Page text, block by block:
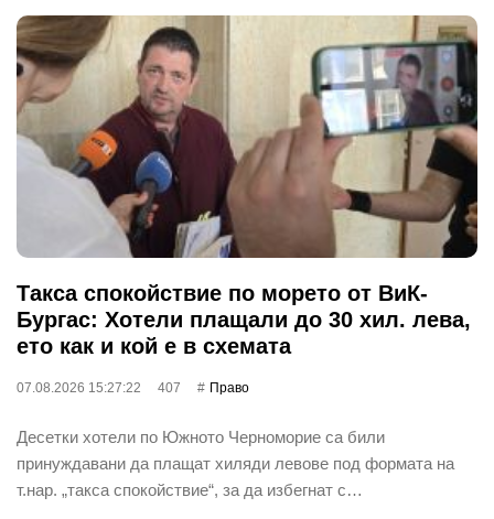
Такса спокойствие по морето от ВиК-
Бургас: Хотели плащали до 30 хил. лева,
ето как и кой е в схемата
07.08.2026 15:27:22 407 Право
Десетки хотели по Южното Черноморие са били
принуждавани да плащат хиляди левове под формата на
т.нар. „такса спокойствие“, за да избегнат с…